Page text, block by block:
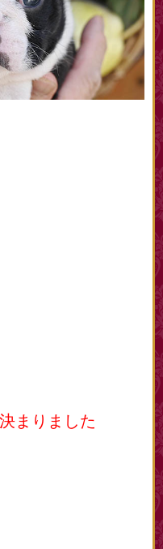
まりました